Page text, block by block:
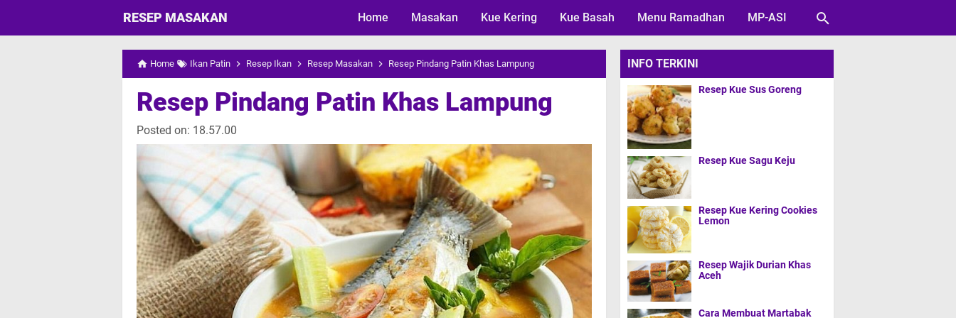
Skip to main content
RESEP MASAKAN Home Masakan Kue Kering Kue Basah Menu Ramadhan MP-ASI
Home Ikan Patin Resep Ikan Resep Masakan Resep Pindang Patin Khas Lampung
Resep Pindang Patin Khas Lampung
Posted on: 18.57.00
INFO TERKINI
Resep Kue Sus Goreng
Resep Kue Sagu Keju
Resep Kue Kering Cookies
Lemon
Resep Wajik Durian Khas
Aceh
Cara Membuat Martabak